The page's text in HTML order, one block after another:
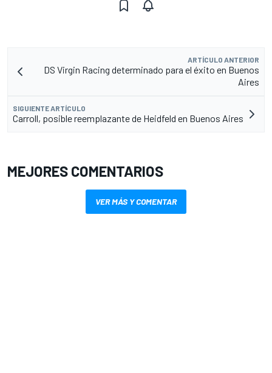
ARTÍCULO ANTERIOR
DS Virgin Racing determinado para el éxito en Buenos
Aires
SIGUIENTE ARTÍCULO
Carroll, posible reemplazante de Heidfeld en Buenos Aires
MEJORES COMENTARIOS
VER MÁS Y COMENTAR